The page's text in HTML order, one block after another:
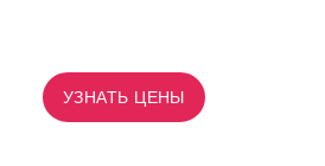
УЗНАТЬ ЦЕНЫ